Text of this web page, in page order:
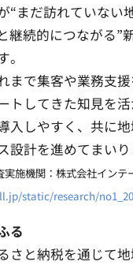
“まだ訪れていない
継続的につながる”
まで集客や業務支
トしてきた知見を
入しやすく、共に
設計を進めてまいり
施機関：株式会社インテ
static/research/
る
さと納税を通じて